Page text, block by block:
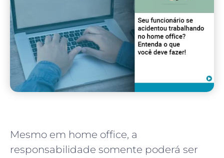
Mesmo em home office, a
responsabilidade somente poderá ser